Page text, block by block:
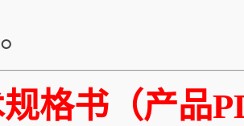
格书（产品